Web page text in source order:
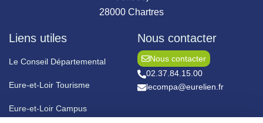
28000 Chartres
Liens utiles Nous contacter
Le Conseil Départemental
Eure-et-Loir Tourisme
Eure-et-Loir Campus
Nous contacter
02.37.84.15.00
lecompa@eurelien.fr